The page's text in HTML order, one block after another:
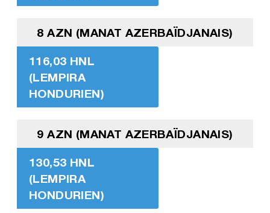
8 AZN (MANAT AZERBAÏDJANAIS)
116,03 HNL
(LEMPIRA
HONDURIEN)
9 AZN (MANAT AZERBAÏDJANAIS)
130,53 HNL
(LEMPIRA
HONDURIEN)